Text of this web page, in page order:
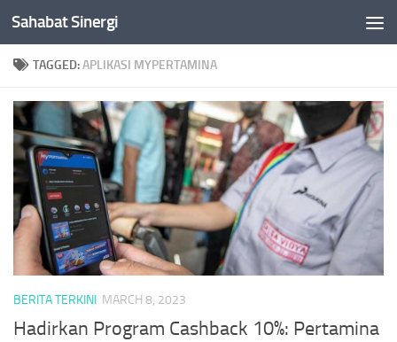
Skip to content
Sahabat Sinergi
TAGGED:APLIKASI MYPERTAMINA
BERITA TERKINI MARCH 8, 2023
Hadirkan Program Cashback 10%: Pertamina